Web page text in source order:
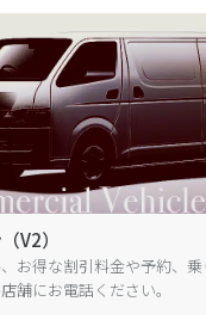
V2）
お得な割引料金や予約、
舗にお電話ください。